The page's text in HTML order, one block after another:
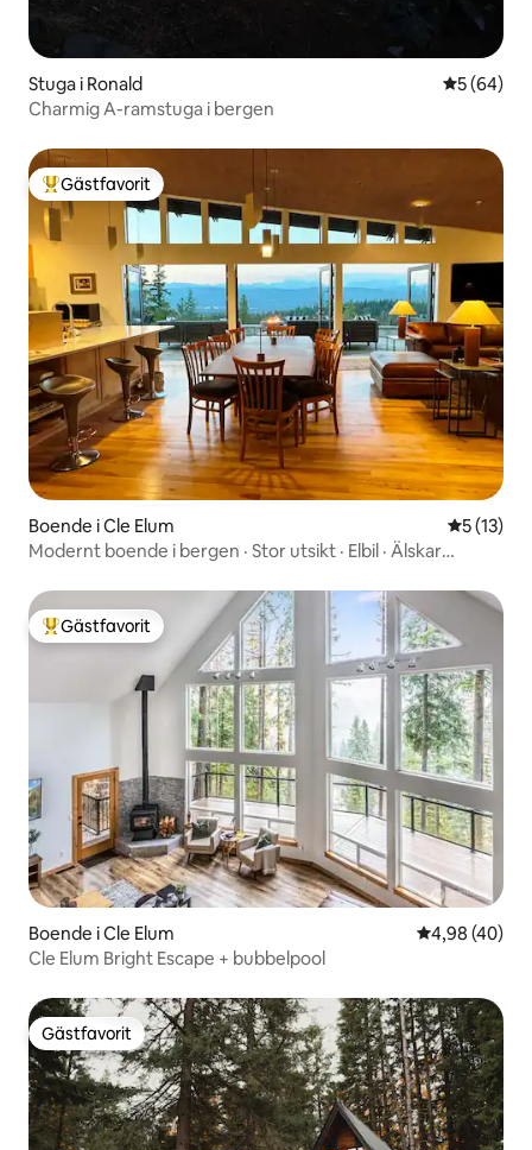
Stuga i Ronald 5 av 5 i
5 (64)
Charmig A-ramstuga i bergen
Populär gästfavorit
Gästfavorit
Boende i Cle Elum 5 av 5 i
5 (13)
Modernt boende i bergen · Stor utsikt · Elbil · Älskar
Populär gästfavorit
Gästfavorit
Boende i Cle Elum 4,98 av 5 i
4,98 (40)
Cle Elum Bright Escape + bubbelpool
Gästfavorit
Gästfavorit